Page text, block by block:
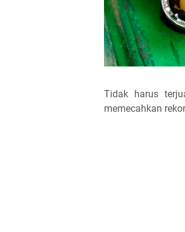
Tidak harus
memecahkan